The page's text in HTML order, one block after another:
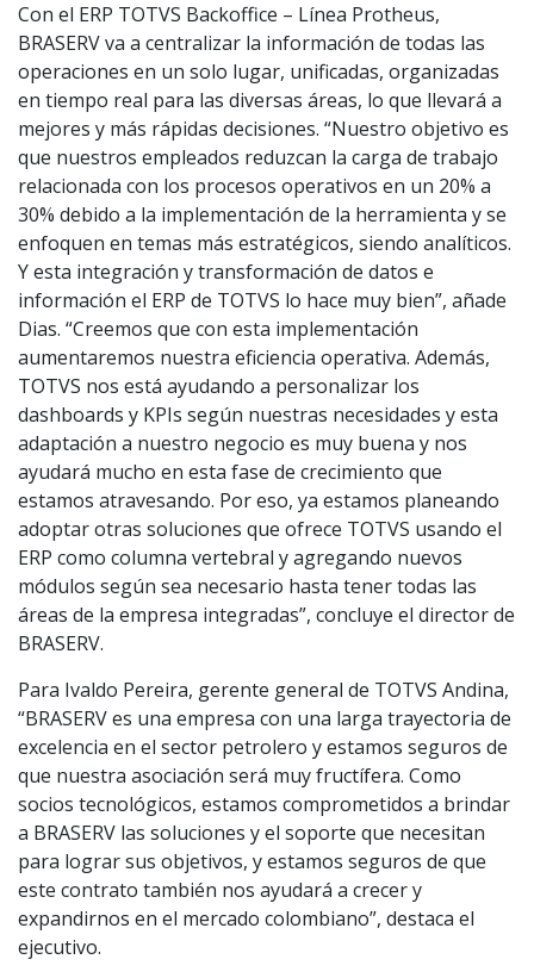
Con el ERP TOTVS Backoffice – Línea Protheus,
BRASERV va a centralizar la información de todas las
operaciones en un solo lugar, unificadas, organizadas
en tiempo real para las diversas áreas, lo que llevará a
mejores y más rápidas decisiones. “Nuestro objetivo es
que nuestros empleados reduzcan la carga de trabajo
relacionada con los procesos operativos en un 20% a
30% debido a la implementación de la herramienta y se
enfoquen en temas más estratégicos, siendo analíticos.
Y esta integración y transformación de datos e
información el ERP de TOTVS lo hace muy bien”, añade
Dias. “Creemos que con esta implementación
aumentaremos nuestra eficiencia operativa. Además,
TOTVS nos está ayudando a personalizar los
dashboards y KPIs según nuestras necesidades y esta
adaptación a nuestro negocio es muy buena y nos
ayudará mucho en esta fase de crecimiento que
estamos atravesando. Por eso, ya estamos planeando
adoptar otras soluciones que ofrece TOTVS usando el
ERP como columna vertebral y agregando nuevos
módulos según sea necesario hasta tener todas las
áreas de la empresa integradas”, concluye el director de
BRASERV.
Para Ivaldo Pereira, gerente general de TOTVS Andina,
“BRASERV es una empresa con una larga trayectoria de
excelencia en el sector petrolero y estamos seguros de
que nuestra asociación será muy fructífera. Como
socios tecnológicos, estamos comprometidos a brindar
a BRASERV las soluciones y el soporte que necesitan
para lograr sus objetivos, y estamos seguros de que
este contrato también nos ayudará a crecer y
expandirnos en el mercado colombiano”, destaca el
ejecutivo.